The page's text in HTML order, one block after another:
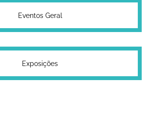
Eventos Geral
Exposições